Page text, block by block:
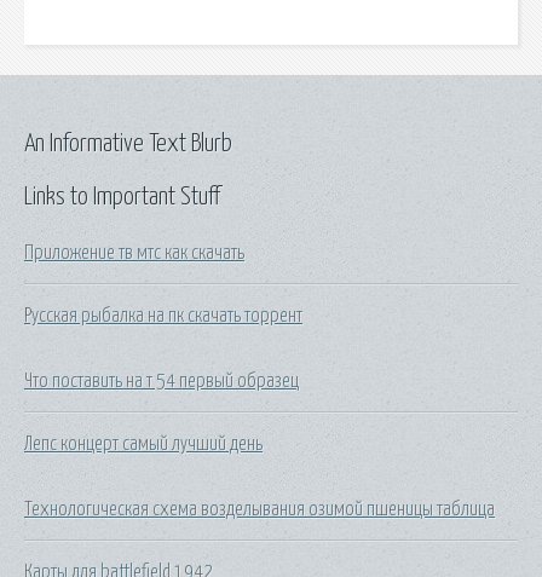
Links to Important Stuff
Приложение тв мтс как скачать
Русская рыбалка на пк скачать торрент
Что поставить на т 54 первый образец
Лепс концерт самый лучший день
Технологическая схема возделывания озимой пшеницы таблица
Карты для battlefield 1942
An Informative Text Blurb